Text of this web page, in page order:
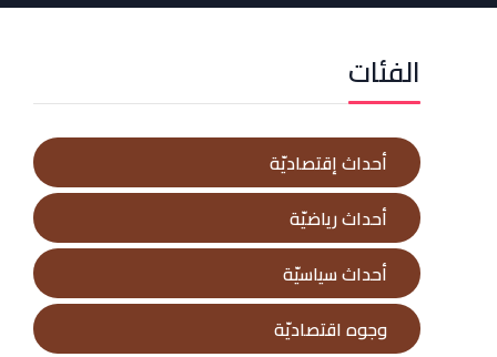
الفئات
أحداث إقتصاديّة
أحداث رياضيّة
أحداث سياسيّة
وجوه اقتصاديّة